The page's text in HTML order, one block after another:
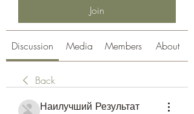
Join
Discussion Media Members About
Back
Наилучший Результат